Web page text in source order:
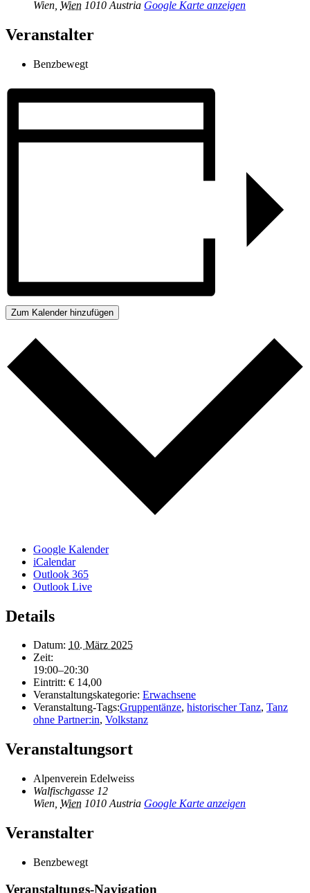
Wien Wien 1010 Austria Google Karte anzeigen
Veranstalter
Benzbewegt
Zum Kalender hinzufügen
Google Kalender
iCalendar
Outlook 365
Outlook Live
Details
Datum: 10. März 2025
Zeit:
19:00–20:30
Eintritt: € 14,00
Veranstaltungskategorie: Erwachsene
Veranstaltung-Tags:Gruppentänze, historischer Tanz, Tanz
ohne Partner:in, Volkstanz
Veranstaltungsort
Alpenverein Edelweiss
Walfischgasse 12
Wien Wien 1010 Austria Google Karte anzeigen
Veranstalter
Benzbewegt
Veranstaltungs-Navigation